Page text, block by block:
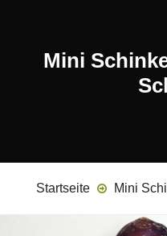
Mini
Startseite Mini